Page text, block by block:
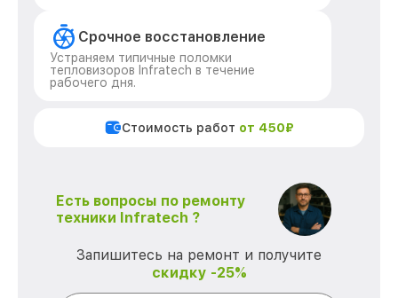
Срочное восстановление
Устраняем типичные поломки
тепловизоров Infratech в течение
рабочего дня.
Стоимость работ от 450₽
Есть вопросы по ремонту
техники Infratech ?
Запишитесь на ремонт и получите
скидку -25%